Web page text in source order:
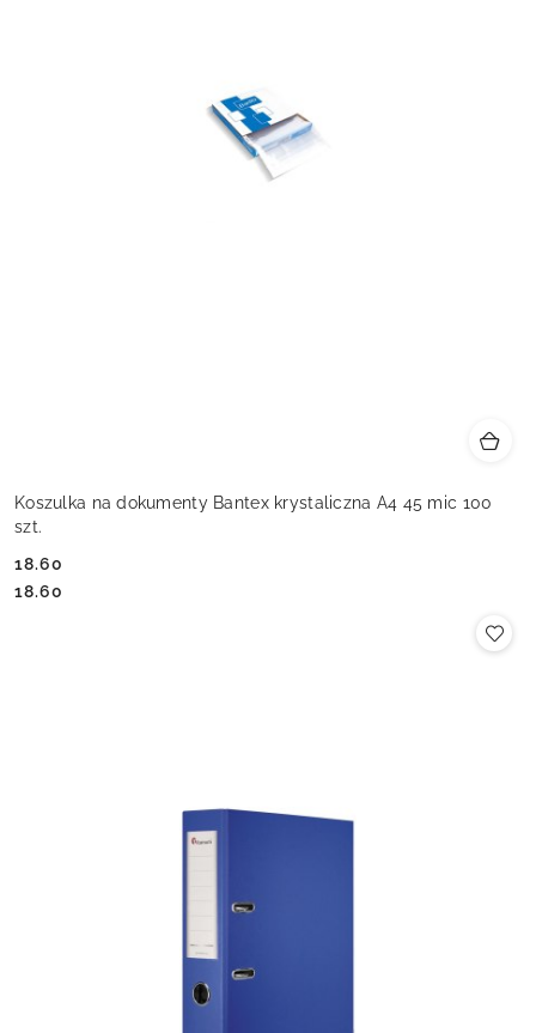
Koszulka na dokumenty Bantex krystaliczna A4 45 mic 100
szt.
Cena:
18.60
Cena:
18.60